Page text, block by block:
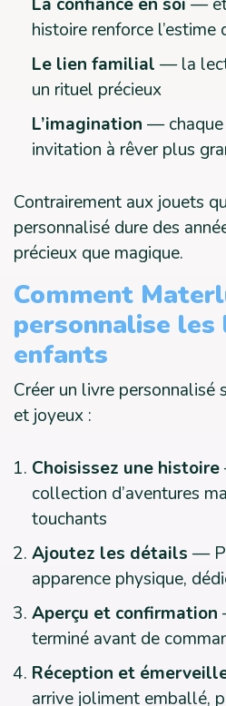
La confiance en soi —
histoire renforce l’estime
Le lien familial — la
un rituel précieux
L’imagination — chaque
invitation à rêver plus
Contrairement aux jouets
personnalisé dure des
précieux que magique.
Comment
personnalise
enfants
Créer un livre
et joyeux :
Choisissez une histoire
collection d’aventures
touchants
Ajoutez les détails —
apparence physique,
Aperçu et confirmation
terminé avant de
Réception et
arrive joliment emballé,